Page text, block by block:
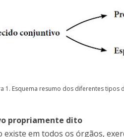
1. Esquema resumo dos diferentes tipos
propriamente dito
existe em todos os órgãos,